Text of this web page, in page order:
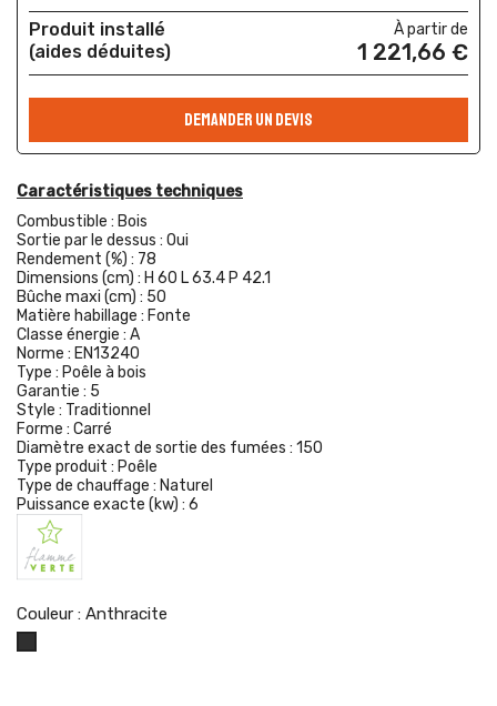
Produit installé
(aides déduites)
À partir de
1 221,66 €
DEMANDER UN DEVIS
Caractéristiques techniques
Combustible : Bois
Sortie par le dessus : Oui
Rendement (%) : 78
Dimensions (cm) : H 60 L 63.4 P 42.1
Bûche maxi (cm) : 50
Matière habillage : Fonte
Classe énergie : A
Norme : EN13240
Type : Poêle à bois
Garantie : 5
Style : Traditionnel
Forme : Carré
Diamètre exact de sortie des fumées : 150
Type produit : Poêle
Type de chauffage : Naturel
Puissance exacte (kw) : 6
Couleur : Anthracite